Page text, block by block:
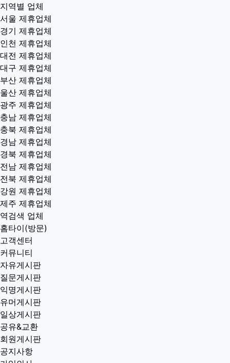
지역별 업체
서울 제휴업체
경기 제휴업체
인천 제휴업체
대전 제휴업체
대구 제휴업체
부산 제휴업체
울산 제휴업체
광주 제휴업체
충남 제휴업체
충북 제휴업체
경남 제휴업체
경북 제휴업체
전남 제휴업체
전북 제휴업체
강원 제휴업체
제주 제휴업체
역검색 업체
홈타이(방문)
고객센터
커뮤니티
자유게시판
질문게시판
익명게시판
유머게시판
일상게시판
공유&교환
회원게시판
공지사항